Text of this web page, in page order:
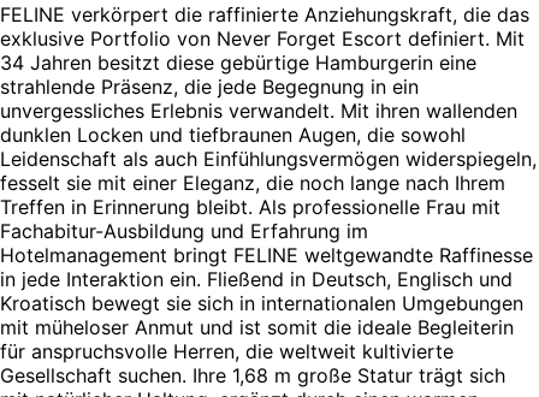
FELINE verkörpert die raffinierte Anziehungskraft, die das
exklusive Portfolio von Never Forget Escort definiert. Mit
34 Jahren besitzt diese gebürtige Hamburgerin eine
strahlende Präsenz, die jede Begegnung in ein
unvergessliches Erlebnis verwandelt. Mit ihren wallenden
dunklen Locken und tiefbraunen Augen, die sowohl
Leidenschaft als auch Einfühlungsvermögen widerspiegeln,
fesselt sie mit einer Eleganz, die noch lange nach Ihrem
Treffen in Erinnerung bleibt. Als professionelle Frau mit
Fachabitur-Ausbildung und Erfahrung im
Hotelmanagement bringt FELINE weltgewandte Raffinesse
in jede Interaktion ein. Fließend in Deutsch, Englisch und
Kroatisch bewegt sie sich in internationalen Umgebungen
mit müheloser Anmut und ist somit die ideale Begleiterin
für anspruchsvolle Herren, die weltweit kultivierte
Gesellschaft suchen. Ihre 1,68 m große Statur trägt sich